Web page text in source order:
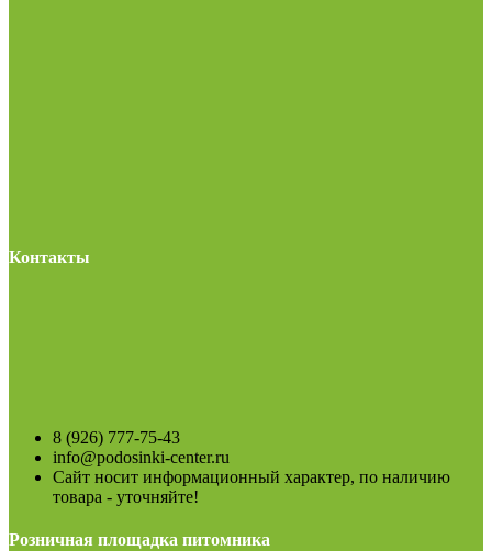
Контакты
8 (926) 777-75-43
info@podosinki-center.ru
Сайт носит информационный характер, по наличию
товара - уточняйте!
Розничная площадка питомника